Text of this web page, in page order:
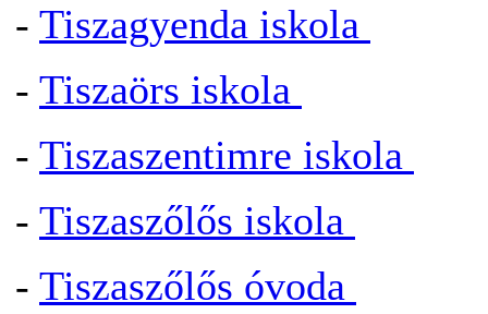
- Tiszagyenda iskola
- Tiszaörs iskola
- Tiszaszentimre iskola
- Tiszaszőlős iskola
- Tiszaszőlős óvoda